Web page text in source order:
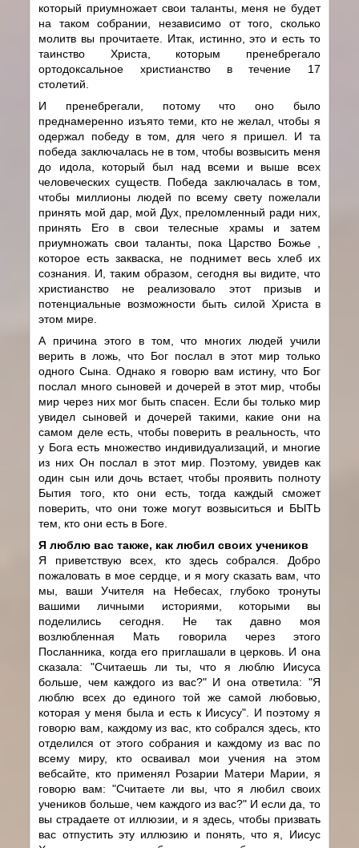
который приумножает свои таланты, меня не будет
на таком собрании, независимо от того, сколько
молитв вы прочитаете. Итак, истинно, это и есть то
таинство Христа, которым пренебрегало
ортодоксальное христианство в течение 17
столетий.
И пренебрегали, потому что оно было
преднамеренно изъято теми, кто не желал, чтобы я
одержал победу в том, для чего я пришел. И та
победа заключалась не в том, чтобы возвысить меня
до идола, который был над всеми и выше всех
человеческих существ. Победа заключалась в том,
чтобы миллионы людей по всему свету пожелали
принять мой дар, мой Дух, преломленный ради них,
принять Его в свои телесные храмы и затем
приумножать свои таланты, пока Царство Божье ,
которое есть закваска, не поднимет весь хлеб их
сознания. И, таким образом, сегодня вы видите, что
христианство не реализовало этот призыв и
потенциальные возможности быть силой Христа в
этом мире.
А причина этого в том, что многих людей учили
верить в ложь, что Бог послал в этот мир только
одного Сына. Однако я говорю вам истину, что Бог
послал много сыновей и дочерей в этот мир, чтобы
мир через них мог быть спасен. Если бы только мир
увидел сыновей и дочерей такими, какие они на
самом деле есть, чтобы поверить в реальность, что
у Бога есть множество индивидуализаций, и многие
из них Он послал в этот мир. Поэтому, увидев как
один сын или дочь встает, чтобы проявить полноту
Бытия того, кто они есть, тогда каждый сможет
поверить, что они тоже могут возвыситься и БЫТЬ
тем, кто они есть в Боге.
Я люблю вас также, как любил своих учеников
Я приветствую всех, кто здесь собрался. Добро
пожаловать в мое сердце, и я могу сказать вам, что
мы, ваши Учителя на Небесах, глубоко тронуты
вашими личными историями, которыми вы
поделились сегодня. Не так давно моя
возлюбленная Мать говорила через этого
Посланника, когда его приглашали в церковь. И она
сказала: "Считаешь ли ты, что я люблю Иисуса
больше, чем каждого из вас?" И она ответила: "Я
люблю всех до единого той же самой любовью,
которая у меня была и есть к Иисусу". И поэтому я
говорю вам, каждому из вас, кто собрался здесь, кто
отделился от этого собрания и каждому из вас по
всему миру, кто осваивал мои учения на этом
вебсайте, кто применял Розарии Матери Марии, я
говорю вам: "Считаете ли вы, что я любил своих
учеников больше, чем каждого из вас?" И если да, то
вы страдаете от иллюзии, и я здесь, чтобы призвать
вас отпустить эту иллюзию и понять, что я, Иисус